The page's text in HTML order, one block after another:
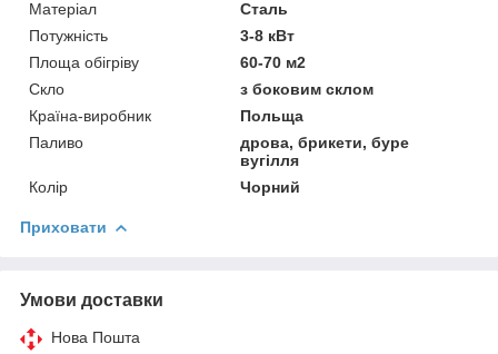
Матеріал
Сталь
Потужність
3-8 кВт
Площа обігріву
60-70 м2
Скло
з боковим склом
Країна-виробник
Польща
Паливо
дрова, брикети, буре
вугілля
Колір
Чорний
Приховати
Умови доставки
Нова Пошта